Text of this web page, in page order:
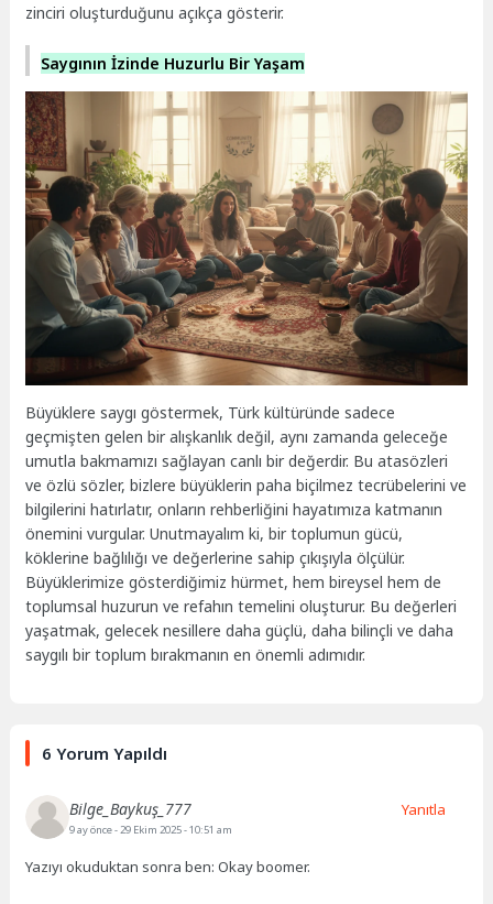
zinciri oluşturduğunu açıkça gösterir.
Saygının İzinde Huzurlu Bir Yaşam
Büyüklere saygı göstermek, Türk kültüründe sadece
geçmişten gelen bir alışkanlık değil, aynı zamanda geleceğe
umutla bakmamızı sağlayan canlı bir değerdir. Bu atasözleri
ve özlü sözler, bizlere büyüklerin paha biçilmez tecrübelerini ve
bilgilerini hatırlatır, onların rehberliğini hayatımıza katmanın
önemini vurgular. Unutmayalım ki, bir toplumun gücü,
köklerine bağlılığı ve değerlerine sahip çıkışıyla ölçülür.
Büyüklerimize gösterdiğimiz hürmet, hem bireysel hem de
toplumsal huzurun ve refahın temelini oluşturur. Bu değerleri
yaşatmak, gelecek nesillere daha güçlü, daha bilinçli ve daha
saygılı bir toplum bırakmanın en önemli adımıdır.
6 Yorum Yapıldı
Bilge_Baykuş_777
9 ay önce- 29 Ekim 2025 - 10:51 am
Yazıyı okuduktan sonra ben: Okay boomer.
Yanıtla